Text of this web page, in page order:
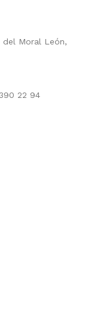
del Moral León,
22 94